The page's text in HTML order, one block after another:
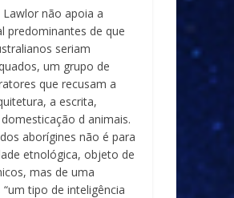
não apoia a
predominantes de que
seriam
um grupo de
que recusam a
a escrita,
d animais.
aborígines não é para
etnológica, objeto de
mas de uma
tipo de inteligência